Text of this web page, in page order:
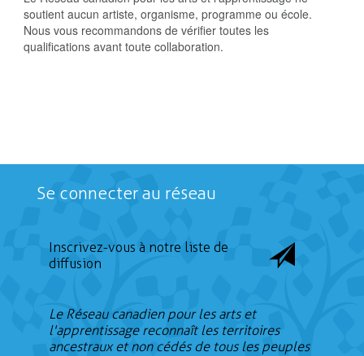
soutient aucun artiste, organisme, programme ou école.
Nous vous recommandons de vérifier toutes les
qualifications avant toute collaboration.
Se connecter au réseau
Inscrivez-vous à notre liste de
diffusion
Le Réseau canadien pour les arts et
l'apprentissage reconnaît les territoires
ancestraux et non cédés de tous les peuples